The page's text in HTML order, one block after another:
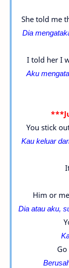
She told me
Dia
I told her I
Aku
You stick
Kau keluar
Him or
Dia atau aku,